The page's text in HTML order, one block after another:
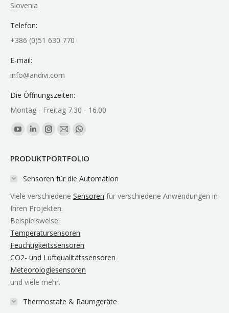
Slovenia
Telefon:
+386 (0)51 630 770
E-mail:
info@andivi.com
Die Öffnungszeiten:
Montag - Freitag 7.30 - 16.00
Finden Sie uns auf:
YouTube
opens
window
Linkedin
opens
window
Instagram
opens
window
E-
page
opens
new
Whatsapp
opens
in
window
PRODUKTPORTFOLIO
Sensoren für die Automation
Viele verschiedene Sensoren für verschiedene Anwendungen in
Ihren Projekten.
Beispielsweise:
Temperatursensoren
Feuchtigkeitssensoren
CO2- und Luftqualitätssensoren
Meteorologiesensoren
und viele mehr.
Thermostate & Raumgeräte